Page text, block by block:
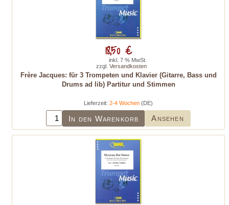
Frère Jacques: für 3 Trompeten und Klavier (Gitarre, Bass und
Drums ad lib) Partitur und Stimmen
Lieferzeit: 2-4 Wochen (DE)
In den Warenkorb Ansehen
18,50 €
inkl. 7 % MwSt.
zzgl. Versandkosten